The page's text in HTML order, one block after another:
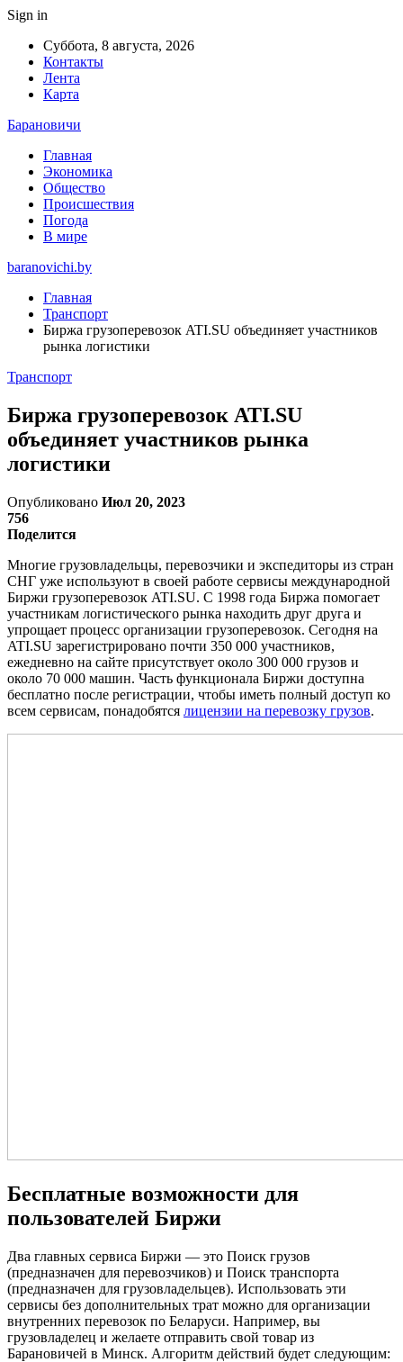
Sign in
Суббота, 8 августа, 2026
Контакты
Лента
Карта
Барановичи
Главная
Экономика
Общество
Происшествия
Погода
В мире
baranovichi.by
Главная
Транспорт
Биржа грузоперевозок ATI.SU объединяет участников
рынка логистики
Транспорт
Биржа грузоперевозок ATI.SU
объединяет участников рынка
логистики
Опубликовано Июл 20, 2023
756
Поделится
Многие грузовладельцы, перевозчики и экспедиторы из стран
СНГ уже используют в своей работе сервисы международной
Биржи грузоперевозок ATI.SU. С 1998 года Биржа помогает
участникам логистического рынка находить друг друга и
упрощает процесс организации грузоперевозок. Сегодня на
ATI.SU зарегистрировано почти 350 000 участников,
ежедневно на сайте присутствует около 300 000 грузов и
около 70 000 машин. Часть функционала Биржи доступна
бесплатно после регистрации, чтобы иметь полный доступ ко
всем сервисам, понадобятся лицензии на перевозку грузов.
Бесплатные возможности для
пользователей Биржи
Два главных сервиса Биржи — это Поиск грузов
(предназначен для перевозчиков) и Поиск транспорта
(предназначен для грузовладельцев). Использовать эти
сервисы без дополнительных трат можно для организации
внутренних перевозок по Беларуси. Например, вы
грузовладелец и желаете отправить свой товар из
Барановичей в Минск. Алгоритм действий будет следующим: